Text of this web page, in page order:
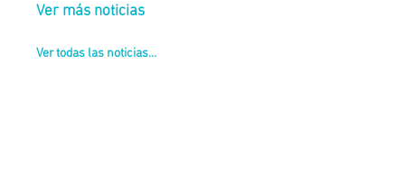
Ver más noticias
Ver todas las noticias...